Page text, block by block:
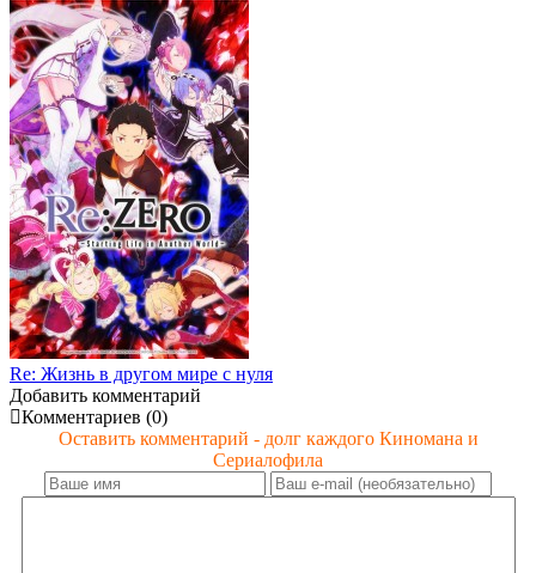
Re: Жизнь в другом мире с нуля
Добавить комментарий
Комментариев (0)
Оставить комментарий - долг каждого Киномана и
Сериалофила